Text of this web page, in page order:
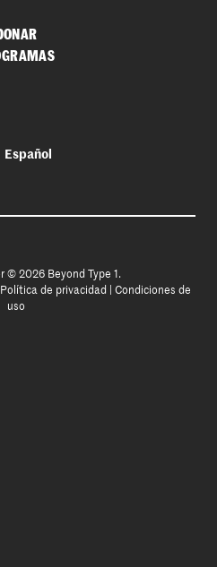
Español
© 2026 Beyond Type 1.
Política de privacidad
Condiciones de
uso